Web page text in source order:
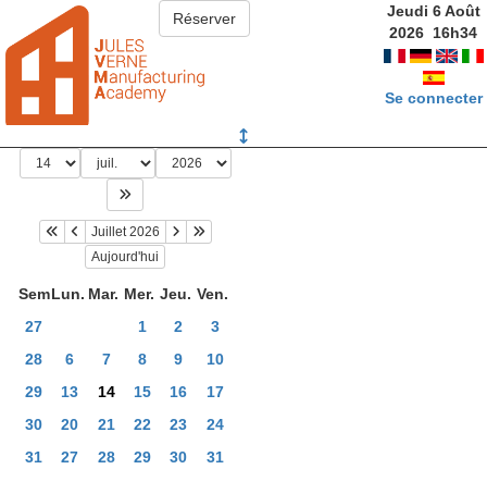
Jeudi 6 Août
2026 16h34
Se connecter
Juillet 2026
Aujourd'hui
SemLun. Mar. Mer. Jeu. Ven.
27
1 2
3
28
6 7 8 9
10
29
13 14 15 16
17
30
20 21 22 23
24
31
27 28 29 30 31